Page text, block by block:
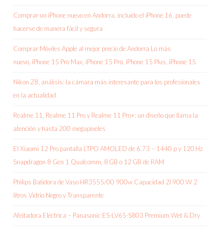
Comprar un iPhone nuevo en Andorra, incluido el iPhone 16, puede
hacerse de manera fácil y segura
Comprar Móviles Apple al mejor precio de Andorra Lo más
nuevo, iPhone 15 Pro Max, iPhone 15 Pro, iPhone 15 Plus, iPhone 15
Nikon Z8, análisis: la cámara más interesante para los profesionales
en la actualidad
Realme 11, Realme 11 Pro y Realme 11 Pro+: un diseño que llama la
atención y hasta 200 megapíxeles
El Xiaomi 12 Pro pantalla LTPO AMOLED de 6.73 – 1440 p y 120 Hz
Snapdragon 8 Gen 1 Qualcomm, 8 GB o 12 GB de RAM
Philips Batidora de Vaso HR3555/00 900w Capacidad 2l 900 W 2
litros Vidrio Negro y Transparente
Afeitadora Eléctrica – Panasonic ES-LV65-S803 Premium Wet & Dry